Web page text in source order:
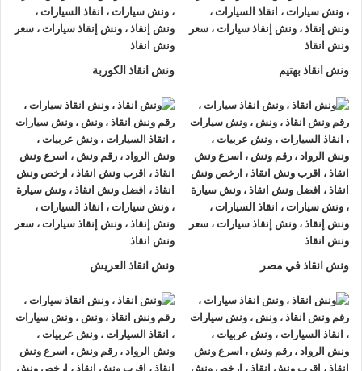
ونش انقاذ , ونش انقاذ سيارات
ونش انقاذ الهرم
ونش انقاذ الهرمنقدم خدمة المساعدة على الطريق بسرعة وبأسعار
معقولة ، وخدمةإنقاذ السياراتفي الهرم و على جميع الطرق و لدينا
فريق من السائقين الوناشين ذوي الخبرة والمدربين لتزويدك بأفضل
مساعدة على الطريق و تقديم خدمات الانقاذ السريع.
فريدةلإنقاذ السيارات، تمتع بتجربةونش انقاذ سياراتمنونش
انقاذ الروادوأحصل على خصم 50% ، لدينا ونش انقاذمزود بأجهزة
تتبع GPS لأمانك وأمان سيارتك.
ونش انقاذ بهتيم ونش انقاذ الكوربة
ونش انقاذ في مصر ونش انقاذ العريش